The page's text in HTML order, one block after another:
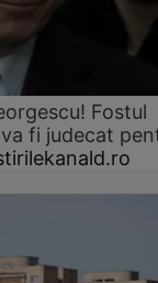
Fostul
fi judecat